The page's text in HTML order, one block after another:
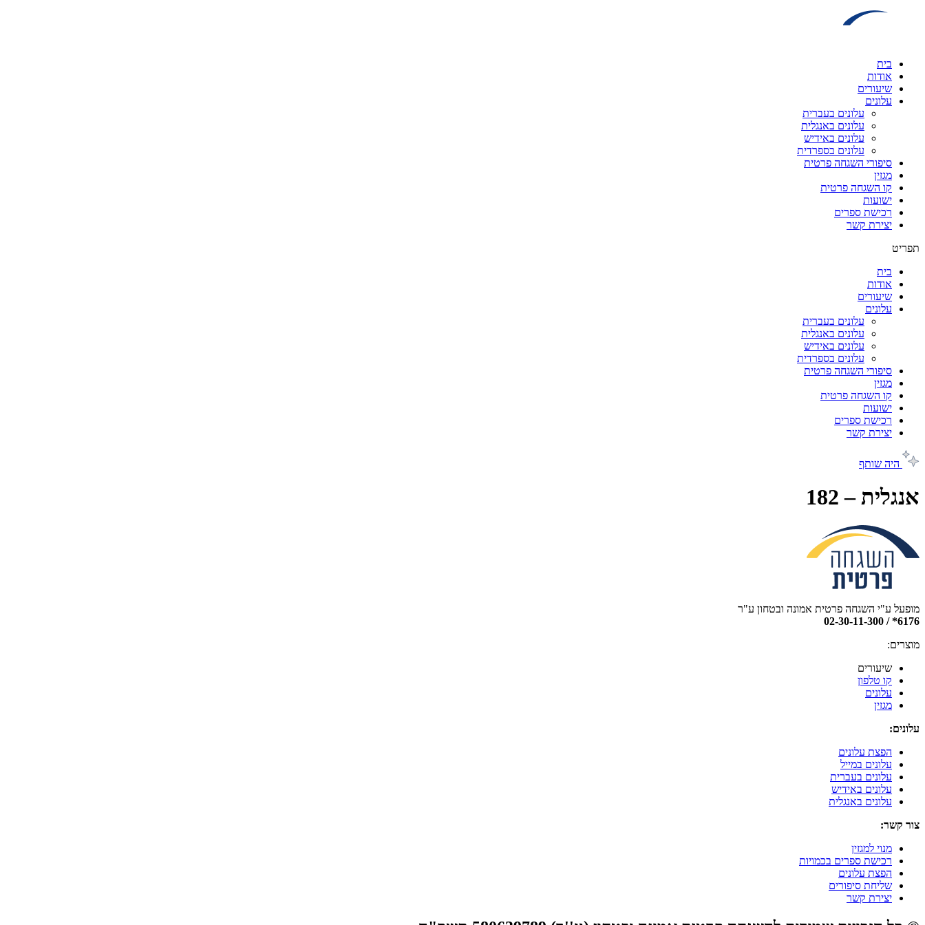
בית
אודות
שיעורים
עלונים
עלונים בעברית
עלונים באנגלית
עלונים באידיש
עלונים בספרדית
סיפורי השגחה פרטית
מגזין
קו השגחה פרטית
ישועות
רכישת ספרים
יצירת קשר
תפריט
בית
אודות
שיעורים
עלונים
עלונים בעברית
עלונים באנגלית
עלונים באידיש
עלונים בספרדית
סיפורי השגחה פרטית
מגזין
קו השגחה פרטית
ישועות
רכישת ספרים
יצירת קשר
היה שותף
אנגלית – 182
מופעל ע"י השגחה פרטית אמונה ובטחון ע"ר
6176* / 02-30-11-300
מוצרים:
שיעורים
קו טלפון
עלונים
מגזין
עלונים:
הפצת עלונים
עלונים במייל
עלונים בעברית
עלונים באידיש
עלונים באנגלית
צור קשר:
מנוי למגזין
רכישת ספרים בכמויות
הפצת עלונים
שליחת סיפורים
יצירת קשר